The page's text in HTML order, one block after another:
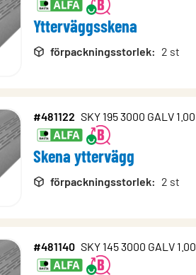
Ytterväggsskena
förpackningsstorlek: 2 st
#481122 SKY 195 3000 GALV 1.00
Skena yttervägg
förpackningsstorlek: 2 st
#481140 SKY 145 3000 GALV 1.00